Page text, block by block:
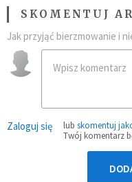
SKOMENTUJ
Jak przyjąć bierzmowanie i
Zaloguj się lub skomentuj
Twój komentarz